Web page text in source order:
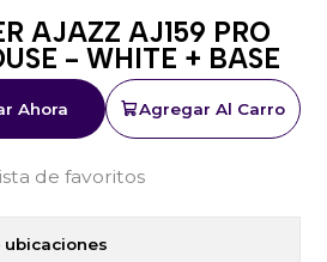
AJAZZ AJ159 PRO
- WHITE + BASE
Agregar Al Carro
Ahora
de favoritos